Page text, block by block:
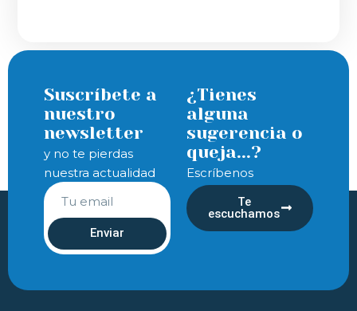
Suscríbete a
nuestro
newsletter
y no te pierdas
nuestra actualidad
Enviar
¿Tienes
alguna
sugerencia o
queja...?
Escríbenos
Te
escuchamos